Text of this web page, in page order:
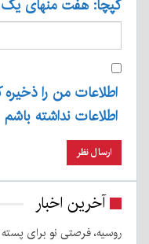
کپچا: هفت منهای
اطلاعات من را ذخیره
اطلاعات نداشته باشم
آخرین اخبار
روسیه، فرصتی نو برای